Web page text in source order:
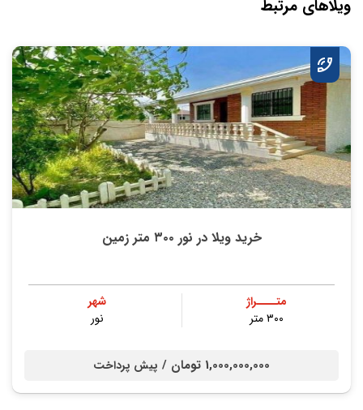
ویلاهای مرتبط
خرید ویلا در نور ۳۰۰ متر زمین
متــــراژ
۳۰۰ متر
شهر
نور
1,000,000,000 تومان / پیش پرداخت